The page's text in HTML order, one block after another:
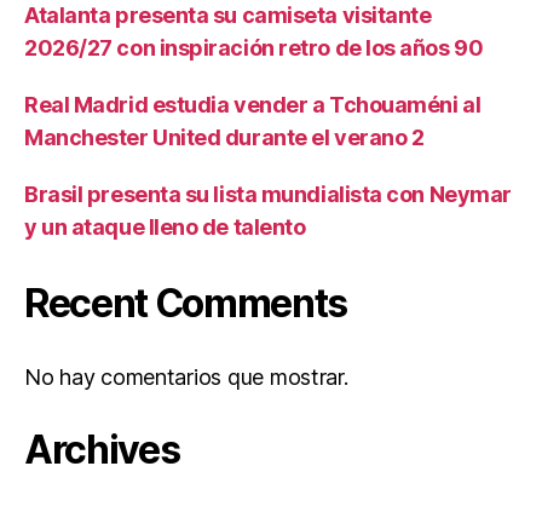
Atalanta presenta su camiseta visitante
2026/27 con inspiración retro de los años 90
Real Madrid estudia vender a Tchouaméni al
Manchester United durante el verano 2
Brasil presenta su lista mundialista con Neymar
y un ataque lleno de talento
Recent Comments
No hay comentarios que mostrar.
Archives